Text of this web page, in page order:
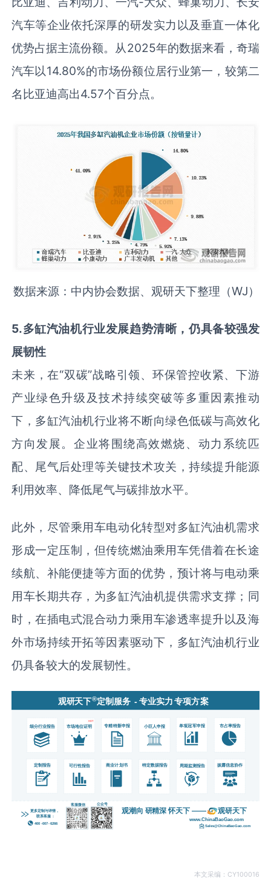
汽车等企业依托深厚的研发实力以及垂直一体化
优势占据主流份额。从2025年的数据来看，奇瑞
汽车以14.80%的市场份额位居行业第一，较第二
名比亚迪高出4.57个百分点。
数据来源：中内协会数据、观研天下整理（WJ）
5.多缸汽油机行业发展趋势清晰，仍具备较强发
展韧性
未来，在“双碳”战略引领、环保管控收紧、下游
产业绿色升级及技术持续突破等多重因素推动
下，多缸汽油机行业将不断向绿色低碳与高效化
方向发展。企业将围绕高效燃烧、动力系统匹
配、尾气后处理等关键技术攻关，持续提升能源
利用效率、降低尾气与碳排放水平。
此外，尽管乘用车电动化转型对多缸汽油机需求
形成一定压制，但传统燃油乘用车凭借着在长途
续航、补能便捷等方面的优势，预计将与电动乘
用车长期共存，为多缸汽油机提供需求支撑；同
时，在插电式混合动力乘用车渗透率提升以及海
外市场持续开拓等因素驱动下，多缸汽油机行业
仍具备较大的发展韧性。
本文采编：CY100016